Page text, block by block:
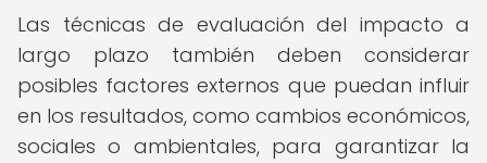
Las técnicas de evaluación del impacto a
largo plazo también deben considerar
posibles factores externos que puedan influir
en los resultados, como cambios económicos,
sociales o ambientales, para garantizar la